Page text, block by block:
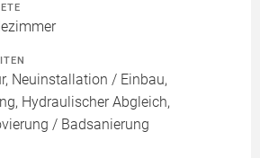
Neuinstallation / Einbau,
Hydraulischer Abgleich,
/ Badsanierung